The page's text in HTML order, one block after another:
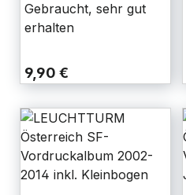
Gebraucht, sehr gut
erhalten
9,90 €